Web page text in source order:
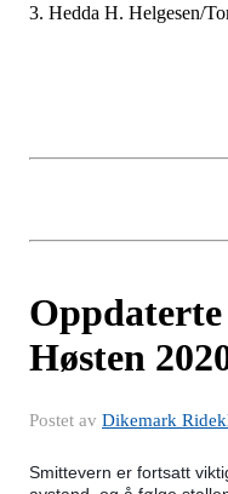
3. Hedda H. Helgesen/
Høsten
Postet av Dikemark
Smittevern er fortsatt